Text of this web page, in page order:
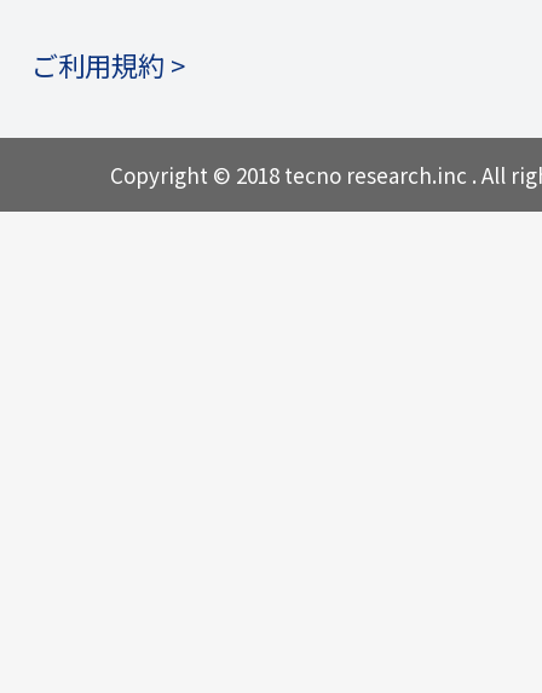
ご利用規約 >
Copyright © 2018 tecno research.inc . All